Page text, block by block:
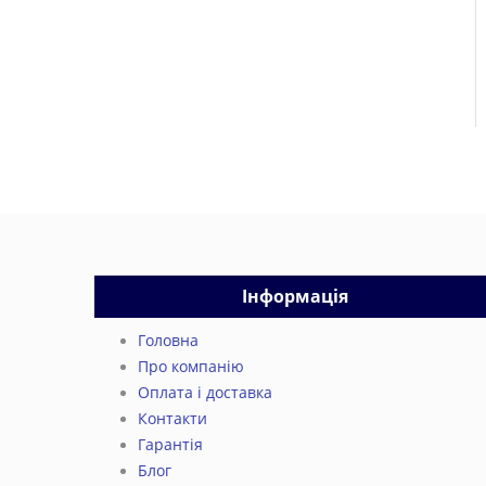
Інформація
Головна
Про компанію
Оплата і доставка
Контакти
Гарантія
Блог